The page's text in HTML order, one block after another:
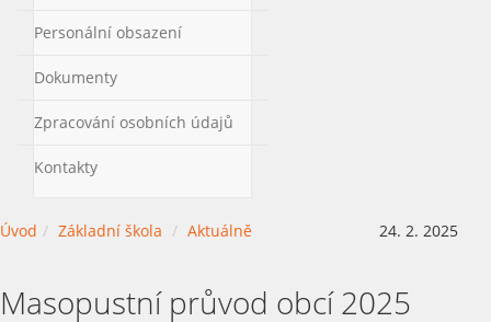
Personální obsazení
Dokumenty
Zpracování osobních údajů
Kontakty
Úvod Základní škola Aktuálně 24. 2. 2025
Masopustní průvod obcí 2025